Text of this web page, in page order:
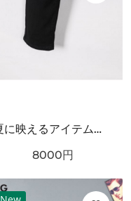
夏に映えるアイテム！DOLCE＆GABBANA ドルチェ＆ガッバーナ コピー ジーパン 秋冬マストアイテム
8000円